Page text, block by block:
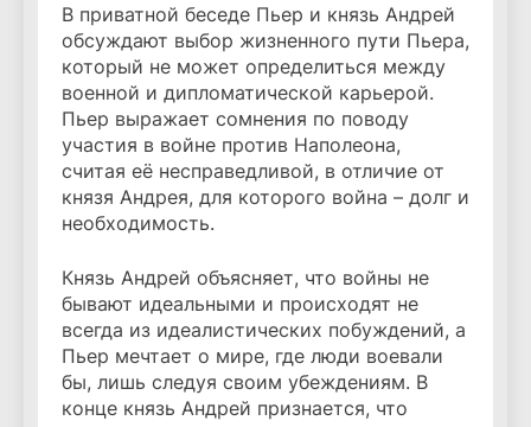
В приватной беседе Пьер и князь Андрей
обсуждают выбор жизненного пути Пьера,
который не может определиться между
военной и дипломатической карьерой.
Пьер выражает сомнения по поводу
участия в войне против Наполеона,
считая её несправедливой, в отличие от
князя Андрея, для которого война – долг и
необходимость.
Князь Андрей объясняет, что войны не
бывают идеальными и происходят не
всегда из идеалистических побуждений, а
Пьер мечтает о мире, где люди воевали
бы, лишь следуя своим убеждениям. В
конце князь Андрей признается, что